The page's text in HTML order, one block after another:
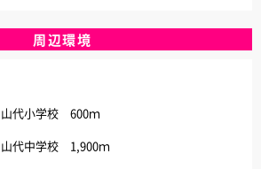
周辺環境
山代小学校 600ｍ
山代中学校 1,900ｍ